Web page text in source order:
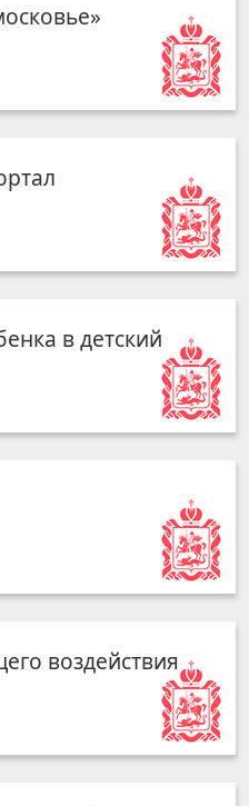
в детский
воздействия